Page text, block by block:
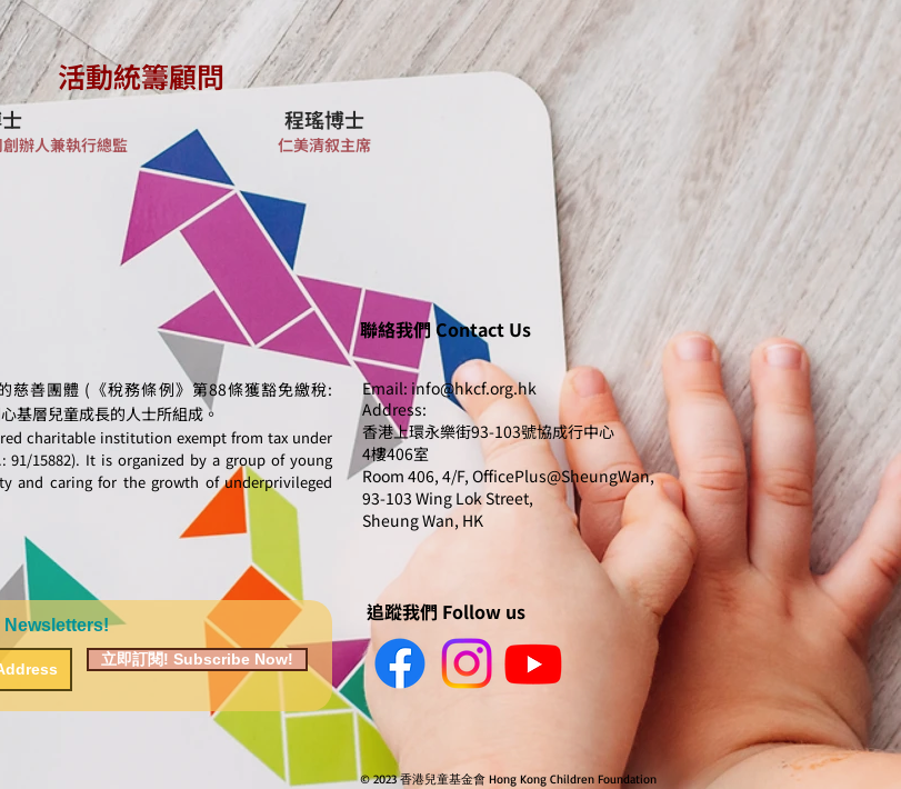
活動統籌顧問
辦人兼執行總監
程瑤博士
仁美清叙主席
慈善團體 (《稅務條例》第88條獲豁免繳稅:
基層兒童成長的人士所組成。
charitable institution exempt from tax under
91/15882). It is organized by a group of young
and caring for the growth of underprivileged
Newsletters!
立即訂閱! Subscribe Now!
聯絡我們 Contact Us
Email: info@hkcf.org.hk
Address:
香港上環永樂街93-103號協成行中心
4樓406室
Room 406, 4/F, OfficePlus@SheungWan,
93-103 Wing Lok Street,
Sheung Wan, HK
追蹤我們 Follow us
© 2023 香港兒童基金會 Hong Kong Children Foundation